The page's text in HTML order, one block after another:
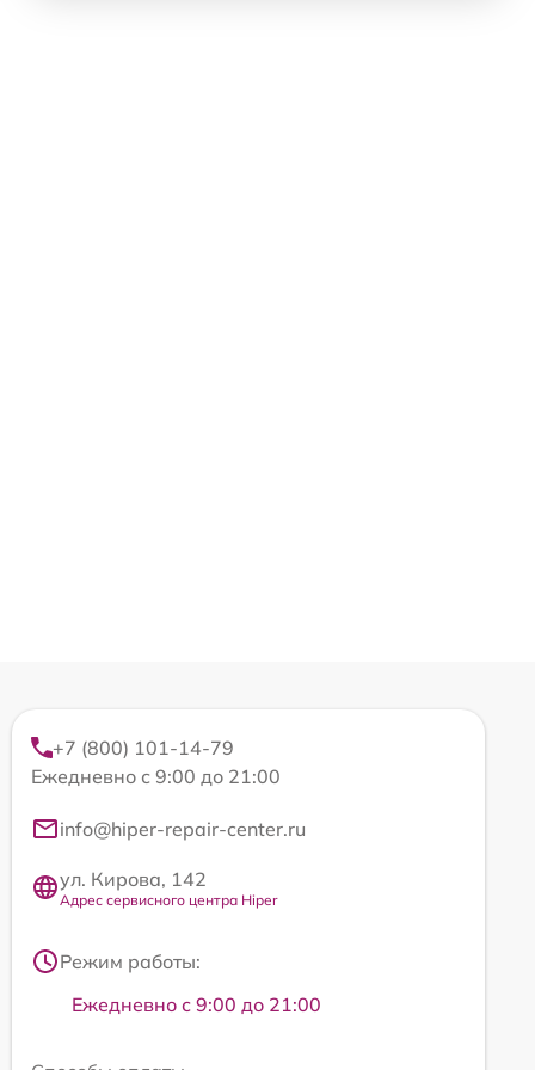
+7 (800) 101-14-79
Ежедневно с 9:00 до 21:00
info@hiper-repair-center.ru
ул. Кирова, 142
Адрес сервисного центра Hiper
Режим работы:
Ежедневно с 9:00 до 21:00